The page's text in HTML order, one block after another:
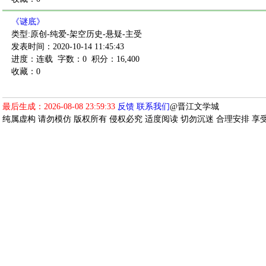
《谜底》
类型:原创-纯爱-架空历史-悬疑-主受
发表时间：2020-10-14 11:45:43
进度：连载 字数：0 积分：16,400
收藏：0
最后生成：2026-08-08 23:59:33 反馈 联系我们@晋江文学城
纯属虚构 请勿模仿 版权所有 侵权必究 适度阅读 切勿沉迷 合理安排 享